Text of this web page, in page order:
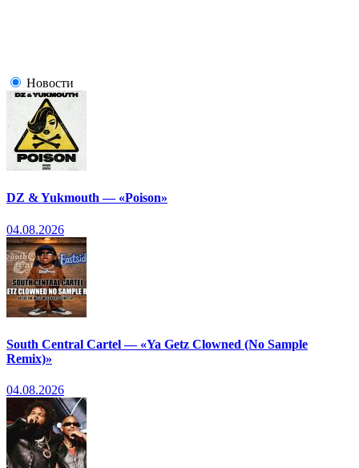
Новости
DZ & Yukmouth — «Poison»
04.08.2026
South Central Cartel — «Ya Getz Clowned (No Sample
Remix)»
04.08.2026